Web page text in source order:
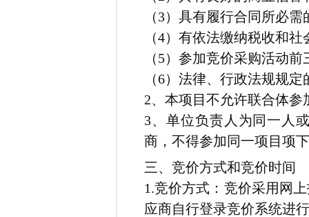
（3）具有履行合同所必
（4）有依法缴纳税收和
（5）参加竞价采购活动
（6）法律、行政法规规
2、本项目不允许联合体
3、单位负责人为同一人
商，不得参加同一项目项
三、竞价方式和竞价时间
1.竞价方式：竞价采用网
应商自行登录竞价系统进